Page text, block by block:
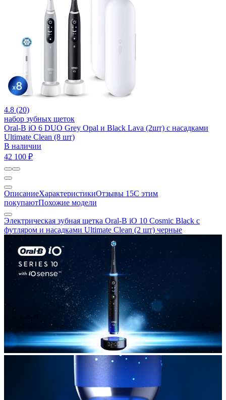
4.8 (20)
набор зубных щеток
Oral-B iO 6 DUO Grey Opal и Black Lava (2шт) с насадками
Ultimate Clean (8 шт)
В наличии
42 100 ₽
ОписаниеХарактеристикиОтзывы 15С этим
покупаютПохожие модели
Электрическая зубная щетка Oral-B iO 10 Cosmic Black c
футляром и насадками Ultimate Clean (2 шт) черные